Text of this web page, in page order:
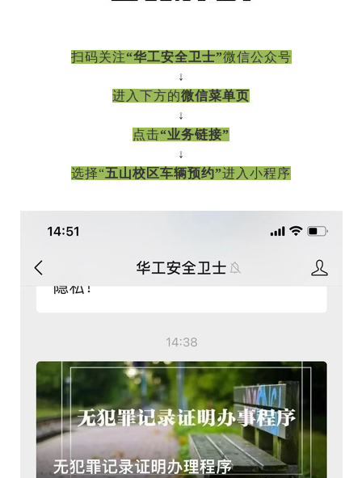
扫码关注“华工安全卫士”微信公众号
↓
进入下方的微信菜单页
↓
点击“业务链接”
↓
选择“五山校区车辆预约”进入小程序